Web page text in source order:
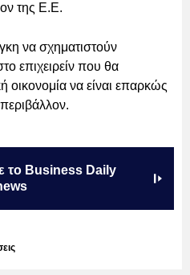
της Ε.Ε.
να σχηματιστούν
επιχειρείν που θα
οικονομία να είναι επαρκώς
το Business Daily